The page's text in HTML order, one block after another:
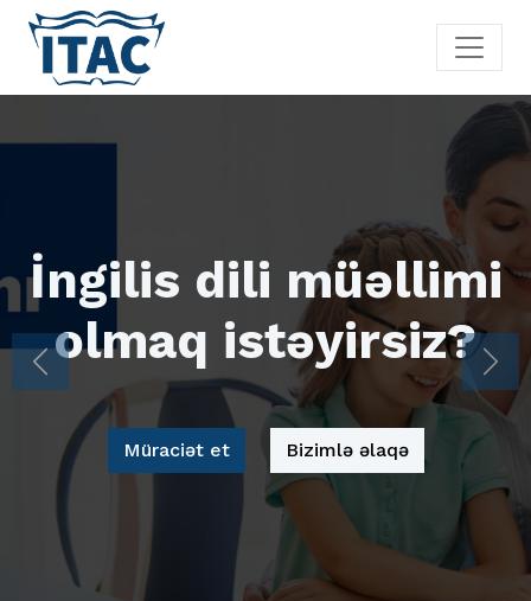
İngilis dili müəllimi
olmaq istəyirsiz?
Müraciət et Bizimlə əlaqə
Previous Next